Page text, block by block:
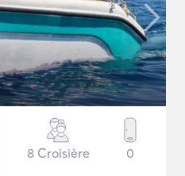
8 Croisière 0